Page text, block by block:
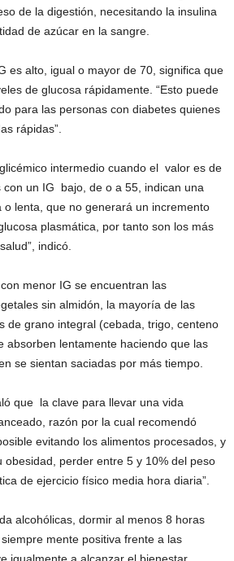
de la digestión, necesitando la insulina
de azúcar en la sangre.
es alto, igual o mayor de 70, significa que
de glucosa rápidamente. “Esto puede
para las personas con diabetes quienes
rápidas”.
intermedio cuando el valor es de
con un IG bajo, de o a 55, indican una
o lenta, que no generará un incremento
plasmática, por tanto son los más
indicó.
menor IG se encuentran las
sin almidón, la mayoría de las
de grano integral (cebada, trigo, centeno
absorben lentamente haciendo que las
se sientan saciadas por más tiempo.
que la clave para llevar una vida
razón por la cual recomendó
evitando los alimentos procesados, y
obesidad, perder entre 5 y 10% del peso
de ejercicio físico media hora diaria”.
alcohólicas, dormir al menos 8 horas
mente positiva frente a las
igualmente a alcanzar el bienestar